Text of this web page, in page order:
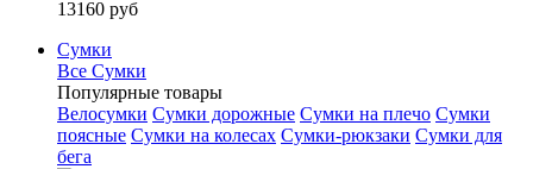
13160 руб
Сумки
Все Сумки
Популярные товары
Велосумки Сумки дорожные Сумки на плечо Сумки
поясные Сумки на колесах Сумки-рюкзаки Сумки для
бега